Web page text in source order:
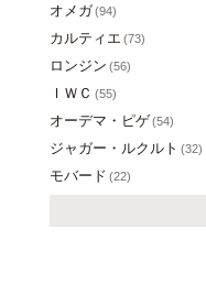
オメガ(94)
カルティエ (73)
ロンジン (56)
ＩＷＣ (55)
オーデマ・ピゲ(54)
ジャガー・ルクルト (32)
モバード (22)